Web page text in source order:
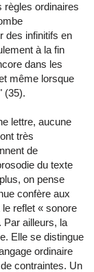
règles ordinaires
des infinitifs en
à la fin
dans les
même lorsque
(35).
lettre, aucune
très
de
du texte
on pense
confère aux
reflet « sonore
Par ailleurs, la
Elle se distingue
ordinaire
contraintes. Un